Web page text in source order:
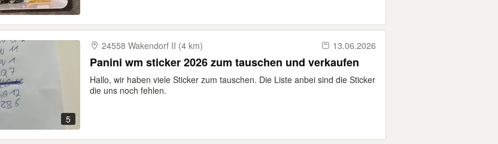
5
24558 Wakendorf II (4 km) 13.06.2026
Panini wm sticker 2026 zum tauschen und verkaufen
Hallo, wir haben viele Sticker zum tauschen. Die Liste anbei sind die Sticker
die uns noch fehlen.